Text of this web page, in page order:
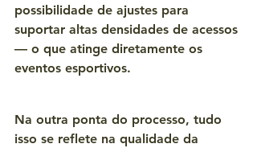
possibilidade de ajustes para
suportar altas densidades de acessos
— o que atinge diretamente os
eventos esportivos.
Na outra ponta do processo, tudo
isso se reflete na qualidade da